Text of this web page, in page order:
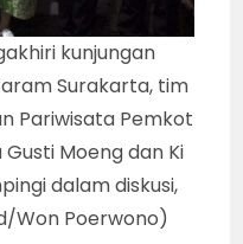
kunjungan
Surakarta, tim
Pariwisata Pemkot
Moeng dan Ki
dalam diskusi,
Won Poerwono)